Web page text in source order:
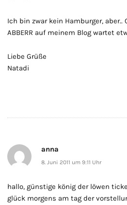
Ich bin zwar kein Hamburger, aber..
ABBERR auf meinem Blog wartet
Liebe Grüße
Natadi
anna
8. Juni 2011 um 9:11 Uhr
hallo, günstige könig der löwen
glück morgens am tag der